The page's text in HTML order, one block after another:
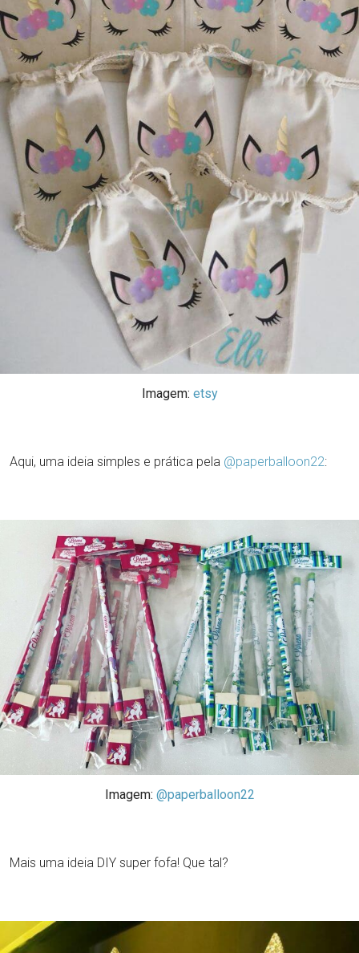
Imagem: etsy
Aqui, uma ideia simples e prática pela @paperballoon22:
Imagem: @paperballoon22
Mais uma ideia DIY super fofa! Que tal?